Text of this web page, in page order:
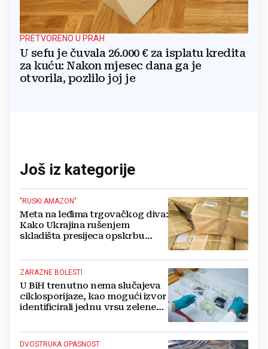
PRETVORENO U PRAH
U sefu je čuvala 26.000 € za isplatu kredita
za kuću: Nakon mjesec dana ga je
otvorila, pozlilo joj je
Još iz kategorije
"RUSKI AMAZON"
Meta na leđima trgovačkog diva:
Kako Ukrajina rušenjem
skladišta presijeca opskrbu
ZARAZNE BOLESTI
U BiH trenutno nema slučajeva
ciklosporijaze, kao mogući izvor
identificirali jednu vrsu zelene
DVOSTRUKA OPASNOST